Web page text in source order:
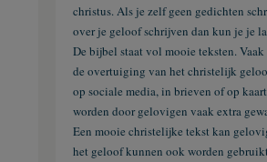
christus. Als je zelf geen gedichten
over je geloof schrijven dan kun je je
De bijbel staat vol mooie teksten.
de overtuiging van het christelijk
op sociale media, in brieven of op
worden door gelovigen vaak extra
Een mooie christelijke tekst kan
het geloof kunnen ook worden